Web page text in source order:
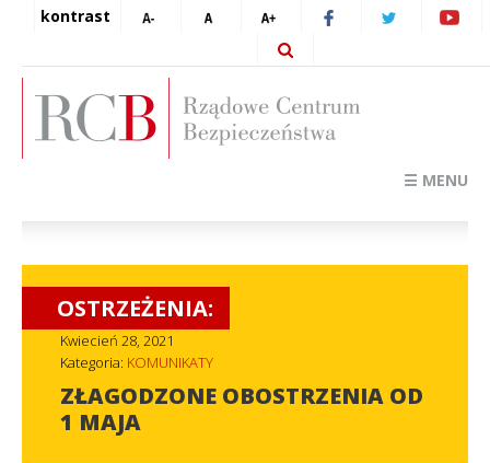
kontrast
☰ MENU
OSTRZEŻENIA:
Kwiecień 28, 2021
Kategoria: KOMUNIKATY
ZŁAGODZONE OBOSTRZENIA OD
1 MAJA